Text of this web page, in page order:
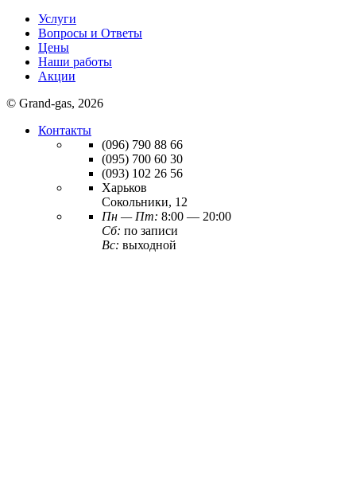
Услуги
Вопросы и Ответы
Цены
Наши работы
Акции
© Grand-gas, 2026
Контакты
(096) 790 88 66
(095) 700 60 30
(093) 102 26 56
Харьков
Сокольники, 12
Пн — Пт: 8:00 — 20:00
Сб: по записи
Вс: выходной